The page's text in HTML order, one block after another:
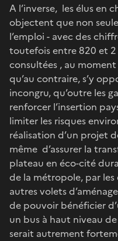
A l’inverse, les élus en
objectent que non
l’emploi - avec des
toutefois entre 820 et
consultées , au
qu’au contraire, s’y
incongru, qu’outre les
renforcer l’insertion
limiter les risques
réalisation d’un projet
même d’assurer la
plateau en éco-cité
de la métropole, par les
autres volets
de pouvoir bénéficier
un bus à haut niveau
serait autrement